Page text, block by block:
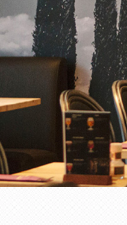
DIENSTEN
OVER ONS
CONTACT